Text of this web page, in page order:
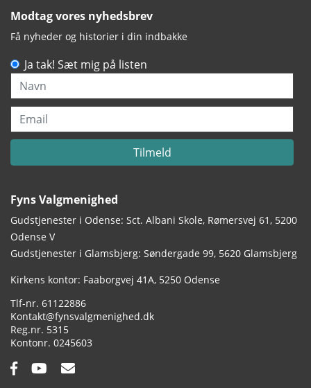
Fyns Valgmenighed
Gudstjenester i Odense: Sct. Albani Skole, Rømersvej 61, 5200
Odense V
Gudstjenester i Glamsbjerg: Søndergade 99, 5620 Glamsbjerg
Adresse:
Kirkens kontor: Faaborgvej 41A 5250 Odense
Tlf.:
61122886
Email:
Kontakt@fynsvalgmenighed.dk
Reg.nr.:
5315
Kontonummer:
0245603
Facebook:
YouTube:
Email:
Modtag vores nyhedsbrev
Få nyheder og historier i din indbakke
Ja tak! Sæt mig på listen
Navn
Email
Tilmeld